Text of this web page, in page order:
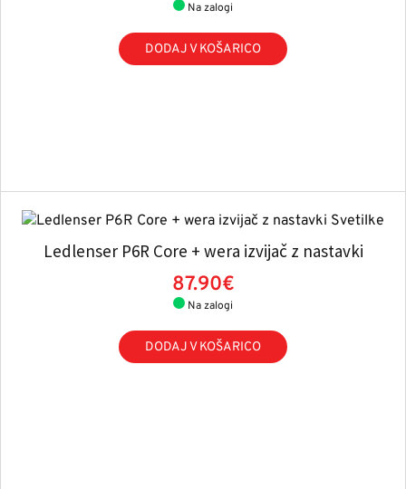
Na zalogi
DODAJ V KOŠARICO
Ledlenser P6R Core + wera izvijač z nastavki
87.90€
Na zalogi
DODAJ V KOŠARICO